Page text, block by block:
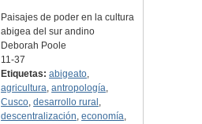
Paisajes de poder en la cultura
abigea del sur andino
Deborah Poole
11-37
Etiquetas: abigeato,
agricultura,antropología,
Cusco,desarrollo rural ,
descentralización,economía,